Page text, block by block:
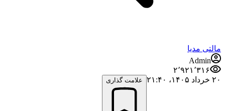
مالتی مدیا
Admin
۲٬۹۲۱٬۳۱۶
۲۰ خرداد ۱۴۰۵،‏ ۲۱:۴۰
علامت گذاری